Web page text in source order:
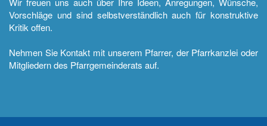
Vorschläge und sind selbstverständlich auch für konstruktive
Kritik offen.
Nehmen Sie Kontakt mit unserem Pfarrer, der Pfarrkanzlei oder
Mitgliedern des Pfarrgemeinderats auf.